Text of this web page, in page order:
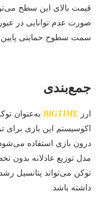
قیمت بالای این سطح
صورت عدم توانایی در
سمت سطوح حمایتی
جمع‌بندی
ارز BIGTIME به‌عنوان
اکوسیستم این بازی برای
درون بازی استفاده
مدل توزیع عادلانه بدون
توکن می‌تواند پتانسیل
داشته باشد.